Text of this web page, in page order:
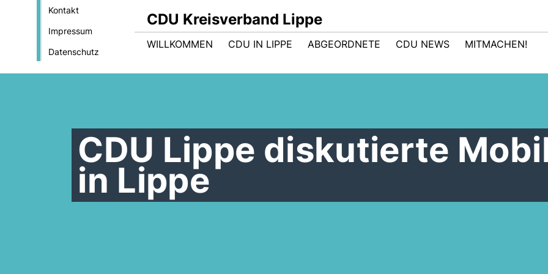
Kontakt
Impressum
Datenschutz
CDU Kreisverband Lippe
WILLKOMMEN CDU IN LIPPE ABGEORDNETE CDU NEWS MITMACHEN!
CDU Lippe diskutierte
in Lippe